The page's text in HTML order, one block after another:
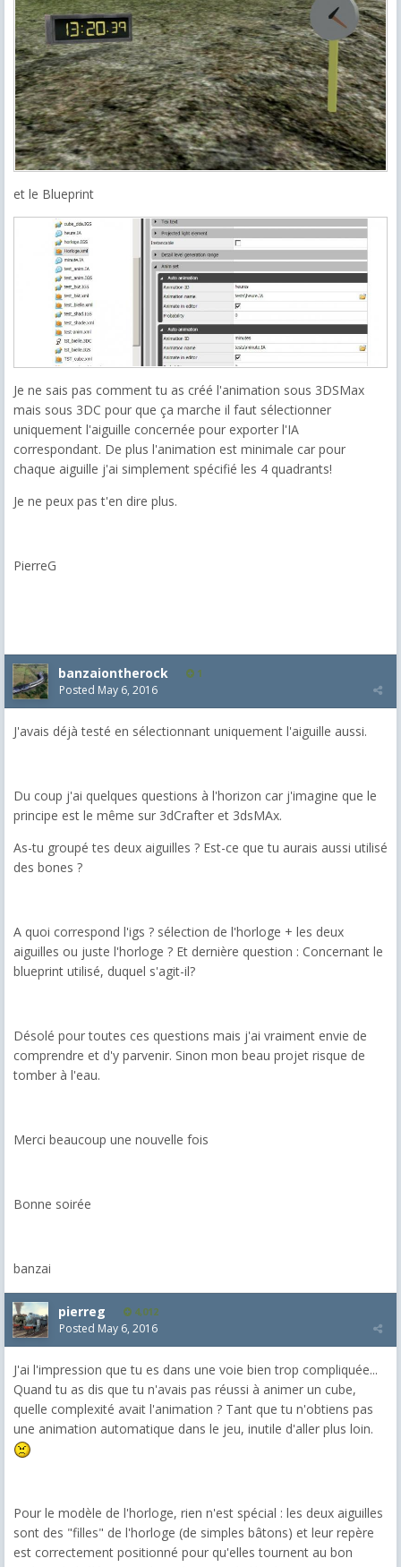
et le Blueprint
Je ne sais pas comment tu as créé l'animation sous 3DSMax
mais sous 3DC pour que ça marche il faut sélectionner
uniquement l'aiguille concernée pour exporter l'IA
correspondant. De plus l'animation est minimale car pour
chaque aiguille j'ai simplement spécifié les 4 quadrants!
Je ne peux pas t'en dire plus.
PierreG
banzaiontherock 1
Posted May 6, 2016
J'avais déjà testé en sélectionnant uniquement l'aiguille aussi.
Du coup j'ai quelques questions à l'horizon car j'imagine que le
principe est le même sur 3dCrafter et 3dsMAx.
As-tu groupé tes deux aiguilles ? Est-ce que tu aurais aussi utilisé
des bones ?
A quoi correspond l'igs ? sélection de l'horloge + les deux
aiguilles ou juste l'horloge ? Et dernière question : Concernant le
blueprint utilisé, duquel s'agit-il?
Désolé pour toutes ces questions mais j'ai vraiment envie de
comprendre et d'y parvenir. Sinon mon beau projet risque de
tomber à l'eau.
Merci beaucoup une nouvelle fois
Bonne soirée
banzai
pierreg 4,012
Posted May 6, 2016
J'ai l'impression que tu es dans une voie bien trop compliquée...
Quand tu as dis que tu n'avais pas réussi à animer un cube,
quelle complexité avait l'animation ? Tant que tu n'obtiens pas
une animation automatique dans le jeu, inutile d'aller plus loin.
Pour le modèle de l'horloge, rien n'est spécial : les deux aiguilles
sont des "filles" de l'horloge (de simples bâtons) et leur repère
est correctement positionné pour qu'elles tournent au bon